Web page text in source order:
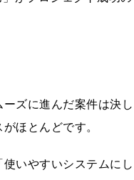
ズに進んだ案件は決し
ほとんどです。
いやすいシステムにし